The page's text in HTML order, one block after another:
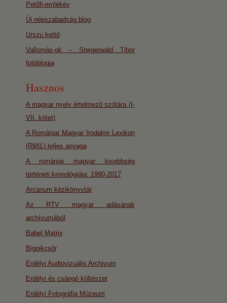
Petőfi-emlékév
Új népszabadság blog
Urszu kettő
Vallomás-ok – Steigerwald Tibor
fotóblogja
Hasznos
A magyar nyelv értelmező szótára (I-
VII. kötet)
A Romániai Magyar Irodalmi Lexikon
(RMIL) teljes anyaga
A romániai magyar kisebbség
történeti kronológiája: 1990-2017
Arcanum kézikönyvtár
Az RTV magyar adásának
archívumából
Babel Matrix
Bigpikcsör
Erdélyi Audiovizuális Archivum
Erdélyi és csángó költészet
Erdélyi Fotográfia Múzeum